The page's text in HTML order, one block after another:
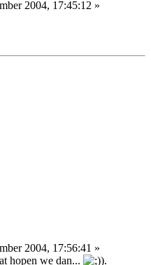
2004, 17:45:12 »
2004, 17:56:41 »
hopen we dan...
).